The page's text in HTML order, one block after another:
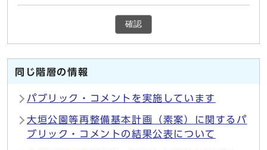
確認
同じ階層の情報
パブリック・コメントを実施しています
大垣公園等再整備基本計画（素案）に関するパ
ブリック・コメントの結果公表について